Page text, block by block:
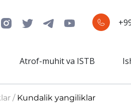
Atrof-muhit va ISTB
/ Kundalik yangiliklar